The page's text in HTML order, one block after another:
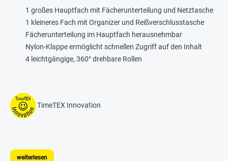
1 großes Hauptfach mit Fächerunterteilung und Netztasche
1 kleineres Fach mit Organizer und Reißverschlusstasche
Fächerunterteilung im Hauptfach herausnehmbar
Nylon-Klappe ermöglicht schnellen Zugriff auf den Inhalt
4 leichtgängige, 360° drehbare Rollen
TimeTEX Innovation
weiterlesen